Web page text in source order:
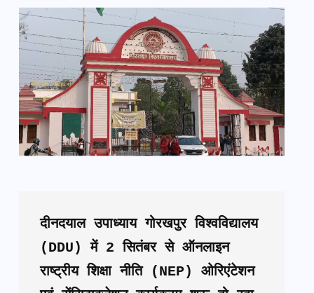
दीनदयाल उपाध्याय गोरखपुर विश्वविद्यालय
(DDU) में 2 सितंबर से ऑनलाइन
राष्ट्रीय शिक्षा नीति (NEP) ओरिएंटेशन